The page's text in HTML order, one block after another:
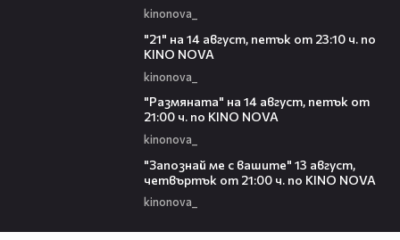
kinonova_
"21" на 14 август, петък от 23:10 ч. по
KINO NOVA
kinonova_
"Размянaта" на 14 август, петък от
21:00 ч. по KINO NOVA
kinonova_
"Запознай ме с вашите" 13 август,
четвъртък от 21:00 ч. по KINO NOVA
kinonova_